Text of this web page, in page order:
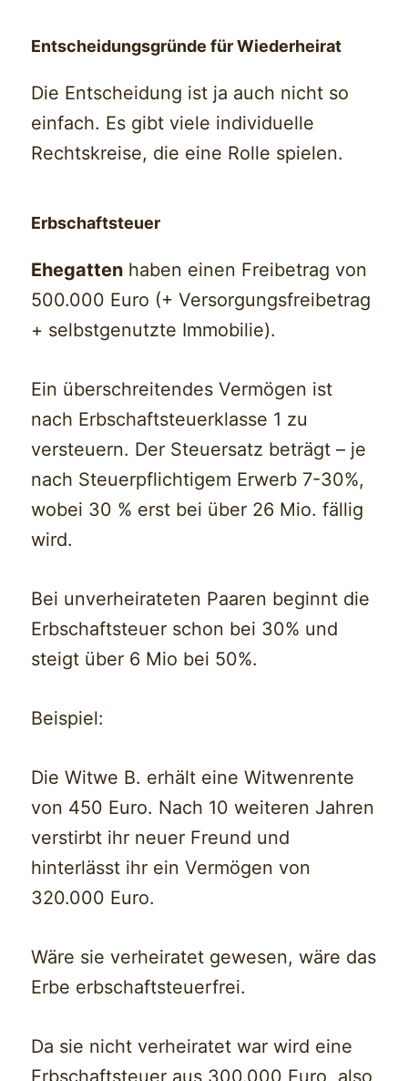
Entscheidungsgründe für Wiederheirat
Die Entscheidung ist ja auch nicht so
einfach. Es gibt viele individuelle
Rechtskreise, die eine Rolle spielen.
Erbschaftsteuer
Ehegatten haben einen Freibetrag von
500.000 Euro (+ Versorgungsfreibetrag
+ selbstgenutzte Immobilie).
Ein überschreitendes Vermögen ist
nach Erbschaftsteuerklasse 1 zu
versteuern. Der Steuersatz beträgt – je
nach Steuerpflichtigem Erwerb 7-30%,
wobei 30 % erst bei über 26 Mio. fällig
wird.
Bei unverheirateten Paaren beginnt die
Erbschaftsteuer schon bei 30% und
steigt über 6 Mio bei 50%.
Beispiel:
Die Witwe B. erhält eine Witwenrente
von 450 Euro. Nach 10 weiteren Jahren
verstirbt ihr neuer Freund und
hinterlässt ihr ein Vermögen von
320.000 Euro.
Wäre sie verheiratet gewesen, wäre das
Erbe erbschaftsteuerfrei.
Da sie nicht verheiratet war wird eine